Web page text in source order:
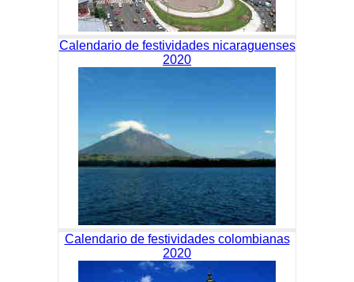
Calendario de festividades nicaraguenses
2020
Calendario de festividades colombianas
2020